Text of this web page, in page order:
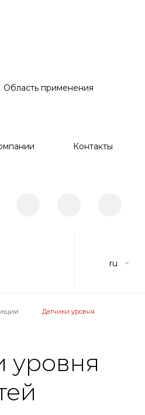
Область применения
Контакты
ru
Датчики уровня
уровня